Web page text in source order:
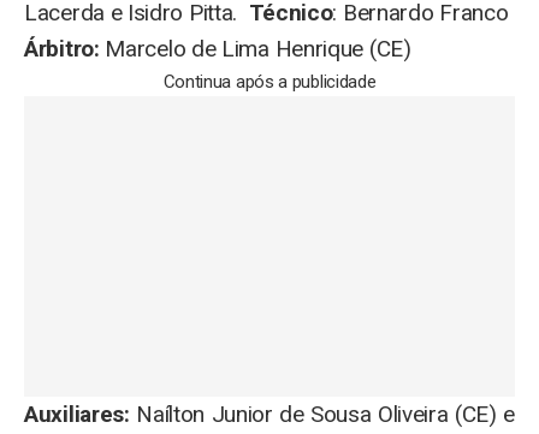
Lacerda e Isidro Pitta. Técnico: Bernardo Franco
Árbitro: Marcelo de Lima Henrique (CE)
Continua após a publicidade
Auxiliares: Naílton Junior de Sousa Oliveira (CE) e